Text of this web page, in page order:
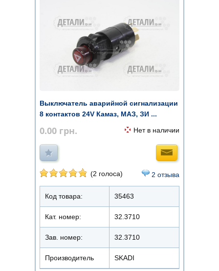
Выключатель аварийной сигнализации
8 контактов 24V Камаз, МАЗ, ЗИ ...
0.00 грн. Нет в наличии
(2 голоса) 2 отзыва
Код товара: 35463
Кат. номер: 32.3710
Зав. номер: 32.3710
Производитель SKADI